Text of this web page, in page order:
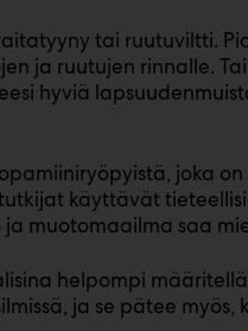
tai ruutuviltti.
ja ruutujen rinnalle.
hyviä
joka
käyttävät
muotomaailma saa
helpompi
ja se pätee